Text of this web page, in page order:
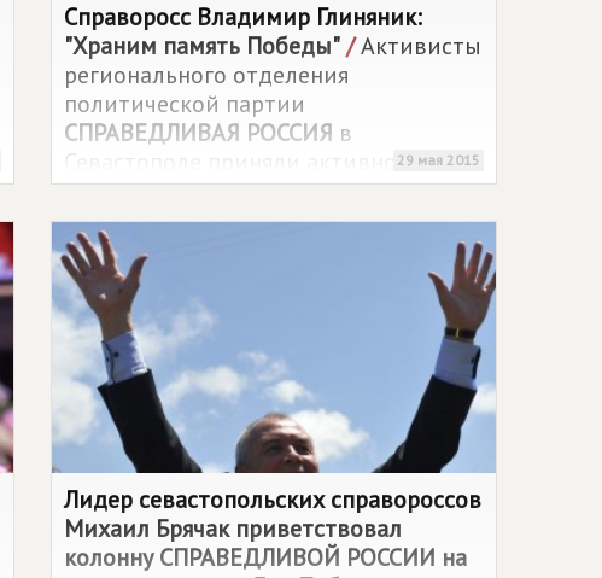
Справоросс Владимир Глиняник:
"Храним память Победы"/Активисты
регионального отделения
политической партии
СПРАВЕДЛИВАЯ РОССИЯ в
Севастополе приняли активное
участие в подготовке и реализации
акции "Сирень Победы".
29 мая 2015
Лидер севастопольских справороссов
Михаил Брячак приветствовал
колоннуСПРАВЕДЛИВОЙ РОССИИ на